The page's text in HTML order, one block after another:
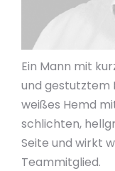
Ein Mann mit
und gestutztem
weißes Hemd
schlichten,
Seite und wirkt
Teammitglied.